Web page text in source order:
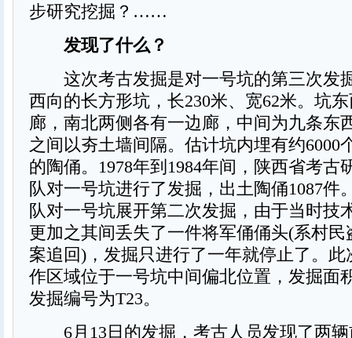
步研究挖掘？……
发现了什么？
这次考古发掘是对一号坑的第三次发
西向的长方形坑，长230米、宽62米。坑
廊，南北两侧各有一边廊，中间为九条东
之间以夯土墙间隔。估计坑内埋有约6000
的陶俑。1978年到1984年间，陕西省考古
队对一号坑进行了发掘，出土陶俑1087件
队对一号坑展开第二次发掘，由于当时技
更加之其间丢失了一件将军俑俑头(系村
案追回)，发掘只进行了一年就停止了。
作区域位于一号坑中间偏北位置，发掘面
发掘编号为T23。
6月13日的发掘，考古人员发现了两辆